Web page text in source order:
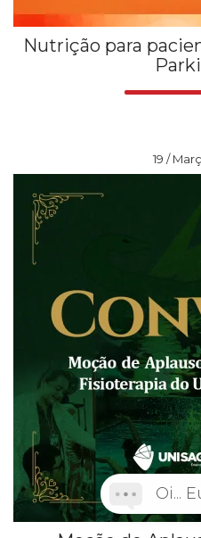
Nutrição para
19 /
Oi...